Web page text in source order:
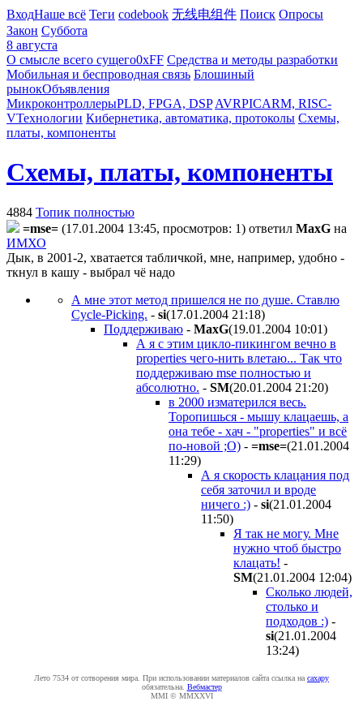
ВходНаше всё Теги codebook 无线电组件 Поиск Опросы
Закон Суббота
8 августа
О смысле всего сущего0xFF Средства и методы разработки
Мобильная и беспроводная связь Блошиный
рынокОбъявления
МикроконтроллерыPLD, FPGA, DSP AVRPICARM, RISC-
VТехнологии Кибернетика, автоматика, протоколы Схемы,
платы, компоненты
Схемы, платы, компоненты
4884 Топик полностью
=mse= (17.01.2004 13:45, просмотров: 1) ответил MaxG на
ИМХО
Дык, в 2001-2, хватается табличкой, мне, например, удобно -
ткнул в кашу - выбрал чё надо
А мне этот метод пришелся не по душе. Ставлю
Cycle-Picking. - si(17.01.2004 21:18)
Поддерживаю - MaxG(19.01.2004 10:01)
А я с этим цикло-пикингом вечно в
properties чего-нить влетаю... Так что
поддерживаю mse полностью и
абсолютно. - SM(20.01.2004 21:20)
в 2000 изматерился весь.
Торопишься - мышу клацаешь, а
она тебе - хач - "properties" и всё
по-новой ;О) - =mse=(21.01.2004
11:29)
А я скорость клацания под
себя заточил и вроде
ничего :) - si(21.01.2004
11:50)
Я так не могу. Мне
нужно чтоб быстро
клацать! -
SM(21.01.2004 12:04)
Сколько людей,
столько и
подходов :) -
si(21.01.2004
13:24)
Лето 7534 от сотворения мира. При использовании материалов сайта ссылка на caxapу
обязательна. Вебмастер
MMI © MMXXVI